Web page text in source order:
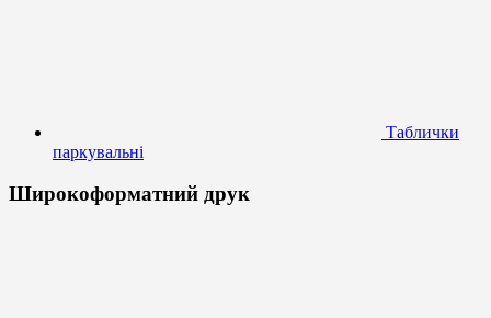
Таблички
паркувальні
Широкоформатний друк